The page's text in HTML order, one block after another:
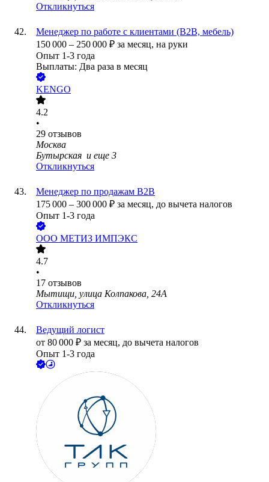
Откликнуться
Менеджер по работе с клиентами (B2B, мебель)
150 000 – 250 000 ₽ за месяц, на руки
Опыт 1-3 года
Выплаты: Два раза в месяц
KENGO
4.2
•
29 отзывов
Москва
Бутырская и еще 3
Откликнуться
Менеджер по продажам B2B
175 000 – 300 000 ₽ за месяц, до вычета налогов
Опыт 1-3 года
ООО МЕТИЗ ИМПЭКС
4.7
•
17 отзывов
Мытищи, улица Колпакова, 24А
Откликнуться
Ведущий логист
от 80 000 ₽ за месяц, до вычета налогов
Опыт 1-3 года